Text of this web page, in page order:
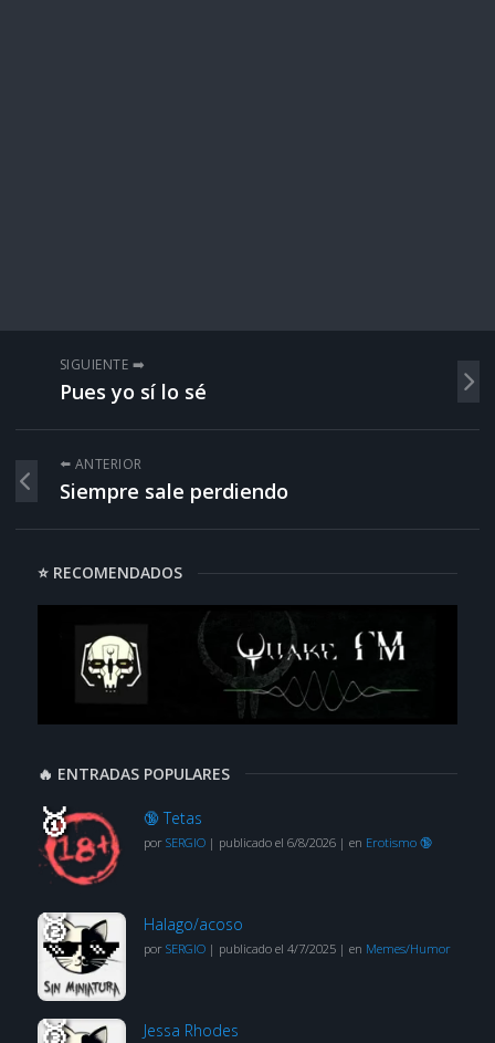
SIGUIENTE ➡️
Pues yo sí lo sé
⬅️ ANTERIOR
Siempre sale perdiendo
⭐ RECOMENDADOS
🔥 ENTRADAS POPULARES
🔞 Tetas
por SERGIO| publicado el 6/8/2026| en Erotismo 🔞
Halago/acoso
por SERGIO| publicado el 4/7/2025| en Memes/Humor
Jessa Rhodes